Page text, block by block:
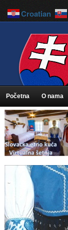
Početna O nama
Croatian